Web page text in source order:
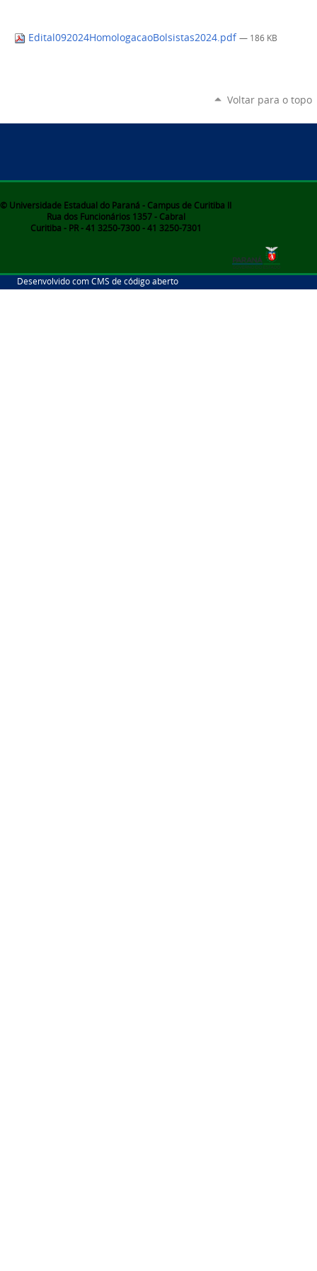
Edital092024HomologacaoBolsistas2024.pdf — 186 KB
Voltar para o topo
© Universidade Estadual do Paraná - Campus de Curitiba II
Rua dos Funcionários 1357 - Cabral
Curitiba - PR - 41 3250-7300 - 41 3250-7301
Desenvolvido com CMS de código aberto